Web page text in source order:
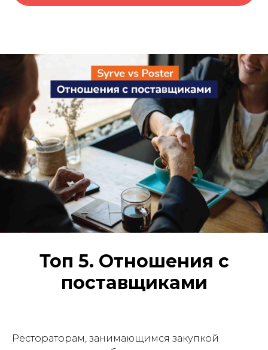
Топ 5. Отношения с
поставщиками
Рестораторам, занимающимся закупкой